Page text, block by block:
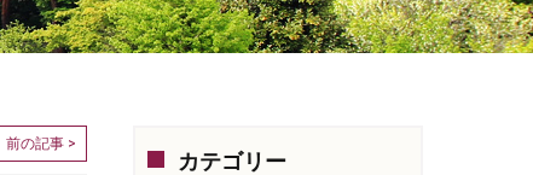
前の記事 >
カテゴリー